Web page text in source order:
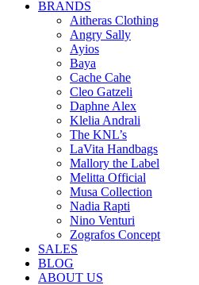
BRANDS
Aitheras Clothing
Angry Sally
Ayios
Baya
Cache Cahe
Cleo Gatzeli
Daphne Alex
Klelia Andrali
The KNL’s
LaVita Handbags
Mallory the Label
Melitta Official
Musa Collection
Nadia Rapti
Nino Venturi
Zografos Concept
SALES
BLOG
ABOUT US